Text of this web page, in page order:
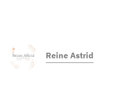
Reine Astrid